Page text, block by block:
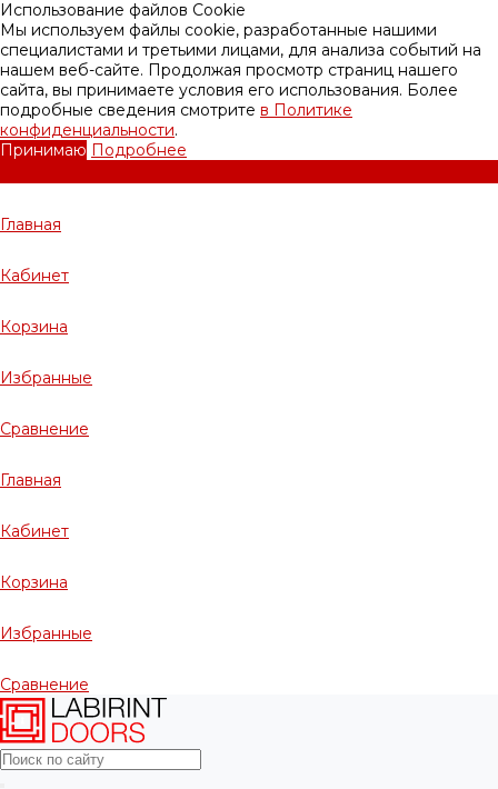
Использование файлов Cookie
Мы используем файлы cookie, разработанные нашими
специалистами и третьими лицами, для анализа событий на
нашем веб-сайте. Продолжая просмотр страниц нашего
сайта, вы принимаете условия его использования. Более
подробные сведения смотрите в Политике
конфиденциальности.
Принимаю Подробнее
Главная
Кабинет
Корзина
Избранные
Сравнение
Главная
Кабинет
Корзина
Избранные
Сравнение